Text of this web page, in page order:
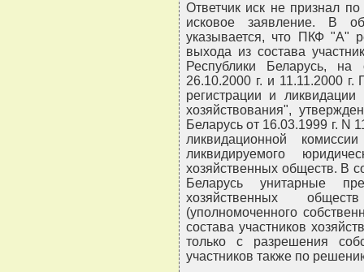
Ответчик иск не признал
исковое заявление. В
указывается, что ПКФ "А"
выхода из состава
Республики Беларусь,
26.10.2000 г. и 11.11.2000
регистрации и ликвидации
хозяйствования",
Беларусь от 16.03.1999 г. N
ликвидационной
ликвидируемого
хозяйственных обществ. В
Беларусь унитарные
хозяйственных
(уполномоченного
состава участников
только с разрешения
участников также по